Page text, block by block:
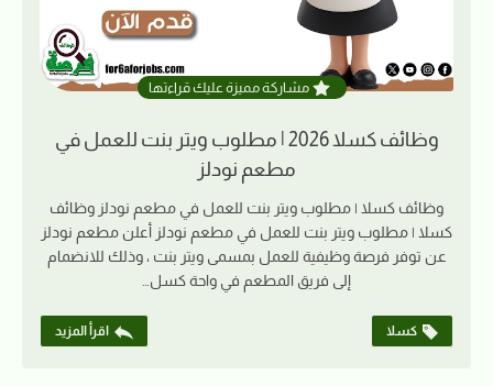
مشاركة مميزة عليك قراءتها
وظائف كسلا 2026 | مطلوب ويتر بنت للعمل في
مطعم نودلز
وظائف كسلا | مطلوب ويتر بنت للعمل في مطعم نودلز وظائف
كسلا | مطلوب ويتر بنت للعمل في مطعم نودلز أعلن مطعم نودلز
عن توفر فرصة وظيفية للعمل بمسمى ويتر بنت ، وذلك للانضمام
إلى فريق المطعم في واحة كسل…
كسلا اقرأ المزيد